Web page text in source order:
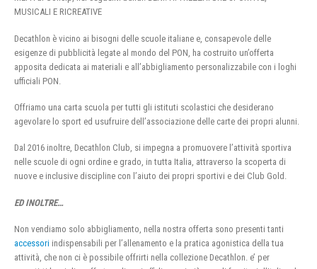
MUSICALI E RICREATIVE
Decathlon è vicino ai bisogni delle scuole italiane e, consapevole delle
esigenze di pubblicità legate al mondo del PON, ha costruito un’offerta
apposita dedicata ai materiali e all’abbigliamento personalizzabile con i loghi
ufficiali PON.
Offriamo una carta scuola per tutti gli istituti scolastici che desiderano
agevolare lo sport ed usufruire dell’associazione delle carte dei propri alunni.
Dal 2016 inoltre, Decathlon Club, si impegna a promuovere l’attività sportiva
nelle scuole di ogni ordine e grado, in tutta Italia, attraverso la scoperta di
nuove e inclusive discipline con l’aiuto dei propri sportivi e dei Club Gold.
ED INOLTRE…
Non vendiamo solo abbigliamento, nella nostra offerta sono presenti tanti
accessori indispensabili per l’allenamento e la pratica agonistica della tua
attività, che non ci è possibile offrirti nella collezione Decathlon. e’ per